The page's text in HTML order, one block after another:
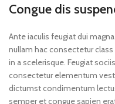
Congue dis
Ante iaculis feugiat dui
nullam hac consectetur
in a scelerisque. Feugiat
consectetur elementum
dictumst condimentum
semper et congue sapien